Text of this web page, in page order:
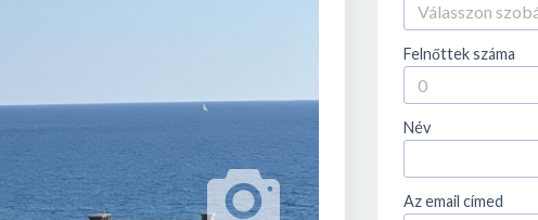
Felnőttek száma
Név
Az email címed